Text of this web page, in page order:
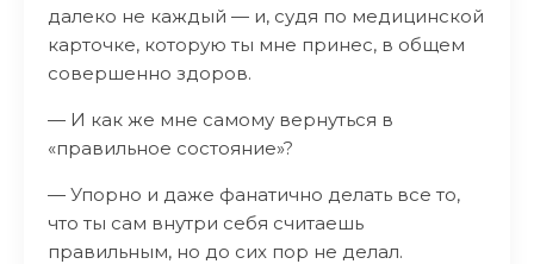
далеко не каждый — и, судя по медицинской
карточке, которую ты мне принес, в общем
совершенно здоров.
— И как же мне самому вернуться в
«правильное состояние»?
— Упорно и даже фанатично делать все то,
что ты сам внутри себя считаешь
правильным, но до сих пор не делал.